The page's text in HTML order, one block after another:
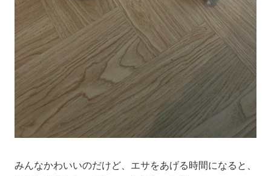
みんなかわいいのだけど、エサをあげる時間になると、